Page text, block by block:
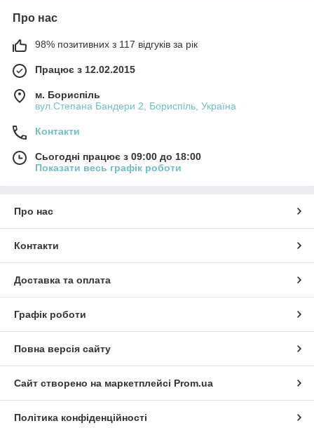
Про нас
98% позитивних з 117 відгуків за рік
Працює з 12.02.2015
м. Бориспіль
вул.Степана Бандери 2, Бориспіль, Україна
Контакти
Сьогодні працює з 09:00 до 18:00
Показати весь графік роботи
Про нас
Контакти
Доставка та оплата
Графік роботи
Повна версія сайту
Сайт створено на маркетплейсі Prom.ua
Політика конфіденційності